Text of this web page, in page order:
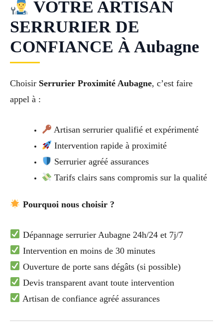
VOTRE ARTISAN
SERRURIER DE
CONFIANCE À Aubagne
Choisir Serrurier Proximité Aubagne, c’est faire
appel à :
Artisan serrurier qualifié et expérimenté
Intervention rapide à proximité
Serrurier agréé assurances
Tarifs clairs sans compromis sur la qualité
Pourquoi nous choisir ?
Dépannage serrurier Aubagne 24h/24 et 7j/7
Intervention en moins de 30 minutes
Ouverture de porte sans dégâts (si possible)
Devis transparent avant toute intervention
Artisan de confiance agréé assurances